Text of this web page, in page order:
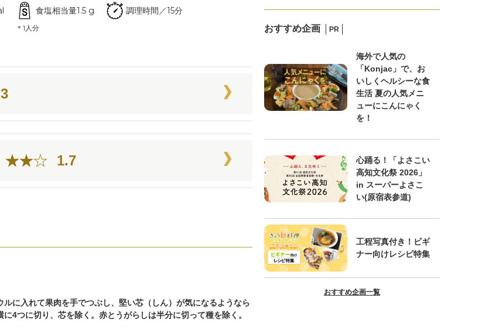
食塩相当量1.5 g
＊1人分
調理時間／15分
1.7
ルに入れて果肉を手でつぶし、堅い芯（しん）が気になるようなら
に4つに切り、芯を除く。赤とうがらしは半分に切って種を除く。
おすすめ企画 PR
海外で人気の
「Konjac」で、お
いしくヘルシーな食
生活 夏の人気メニ
ューにこんにゃく
を！
心踊る！「よさこい
高知文化祭 2026」
in スーパーよさこ
い(原宿表参道)
工程写真付き！ビギ
ナー向けレシピ特集
おすすめ企画一覧